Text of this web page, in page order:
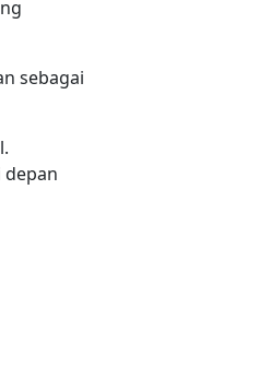
sebagai
depan